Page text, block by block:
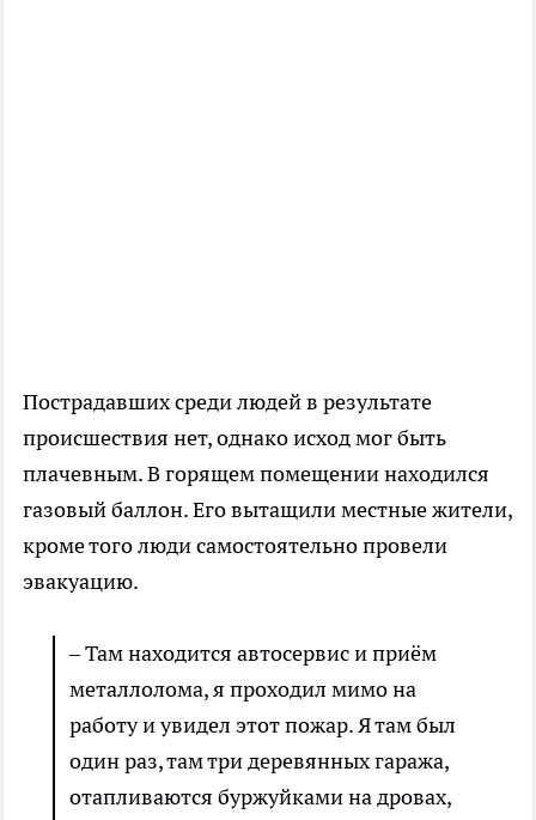
Пострадавших среди людей в результате
происшествия нет, однако исход мог быть
плачевным. В горящем помещении находился
газовый баллон. Его вытащили местные жители,
кроме того люди самостоятельно провели
эвакуацию.
– Там находится автосервис и приём
металлолома, я проходил мимо на
работу и увидел этот пожар. Я там был
один раз, там три деревянных гаража,
отапливаются буржуйками на дровах,